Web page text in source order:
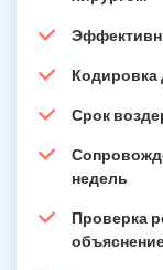
Кодировка
Срок
недель
Проверка